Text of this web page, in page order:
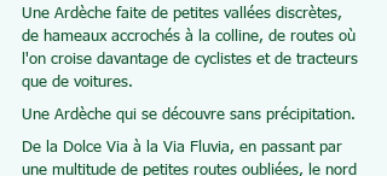
Une Ardèche faite de petites vallées discrètes,
de hameaux accrochés à la colline, de routes où
l'on croise davantage de cyclistes et de tracteurs
que de voitures.
Une Ardèche qui se découvre sans précipitation.
De la Dolce Via à la Via Fluvia, en passant par
une multitude de petites routes oubliées, le nord